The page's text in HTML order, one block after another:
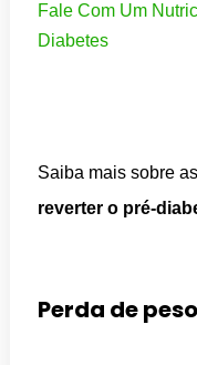
Fale Com Um
Diabetes
Saiba mais sobre as
reverter o pré-
Perda de